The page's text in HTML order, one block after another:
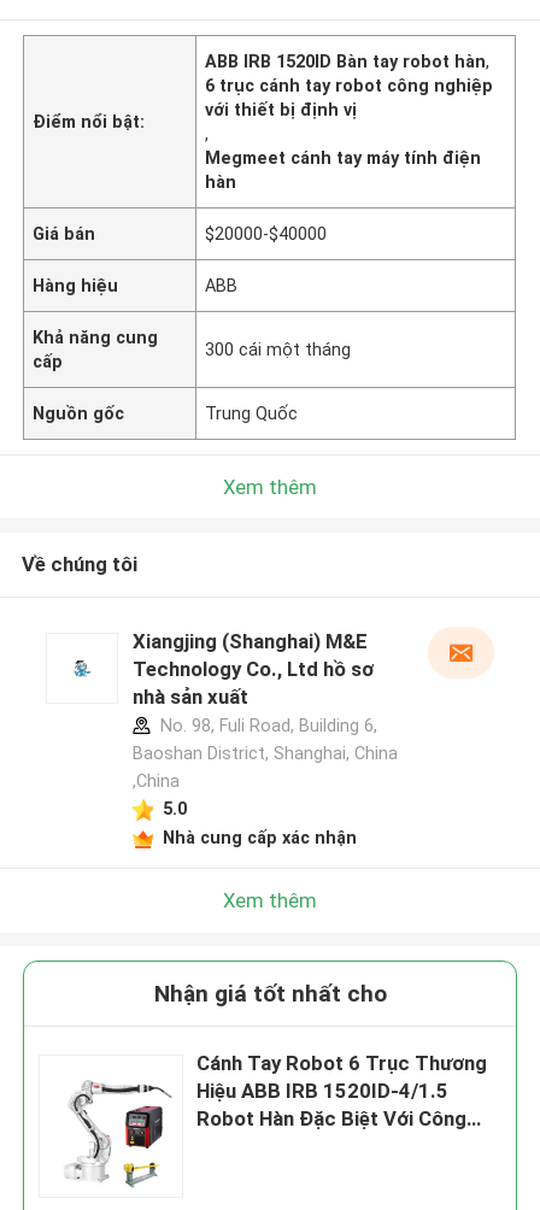
Điểm nổi bật:
ABB IRB 1520ID Bàn tay robot hàn,
6 trục cánh tay robot công nghiệp
với thiết bị định vị
,
Megmeet cánh tay máy tính điện
hàn
Giá bán $20000-$40000
Hàng hiệu ABB
Khả năng cung
cấp
300 cái một tháng
Nguồn gốc Trung Quốc
Xem thêm
Về chúng tôi
Xiangjing (Shanghai) M&E
Technology Co., Ltd hồ sơ
nhà sản xuất
No. 98, Fuli Road, Building 6,
Baoshan District, Shanghai, China
,China
5.0
Nhà cung cấp xác nhận
Xem thêm
Nhận giá tốt nhất cho
Cánh Tay Robot 6 Trục Thương
Hiệu ABB IRB 1520ID-4/1.5
Robot Hàn Đặc Biệt Với ​​Công